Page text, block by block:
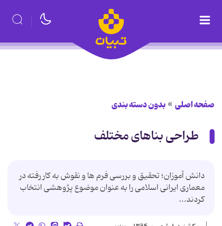
صفحه اصلی بدون دسته بندی
طراحی بناهای مختلف
دانش آموزان؛ تحقیق و بررسی فرم ها و نقوش به کار رفته در
معماری ایرانی اسلامی را به عنوان موضوع پژوهشی انتخاب
کردند...